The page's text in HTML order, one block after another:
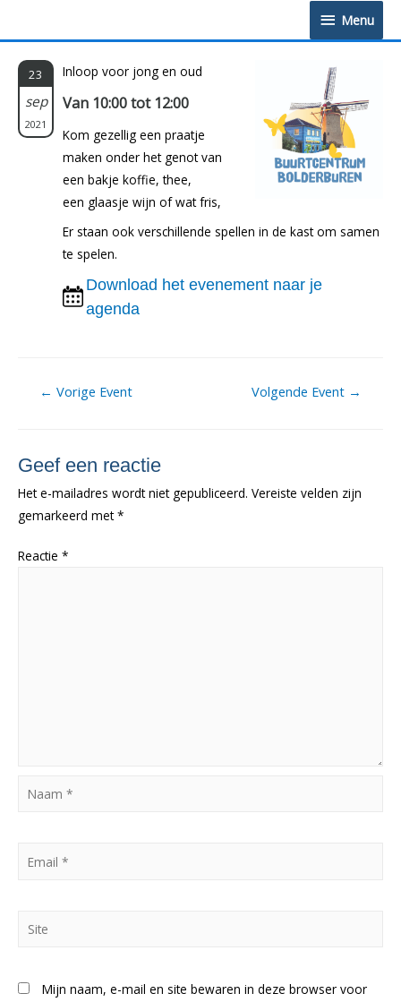
Menu
Menu
23
sep
2021
Inloop voor jong en oud
Van 10:00 tot 12:00
Kom gezellig een praatje
maken onder het genot van
een bakje koffie, thee,
een glaasje wijn of wat fris,
Er staan ook verschillende spellen in de kast om samen
te spelen.
Download het evenement naar je
agenda
Berichtnavigatie
← Vorige Event Volgende Event →
Geef een reactie
Het e-mailadres wordt niet gepubliceerd. Vereiste velden zijn
gemarkeerd met*
Reactie *
Naam
Mijn naam, e-mail en site bewaren in deze browser voor